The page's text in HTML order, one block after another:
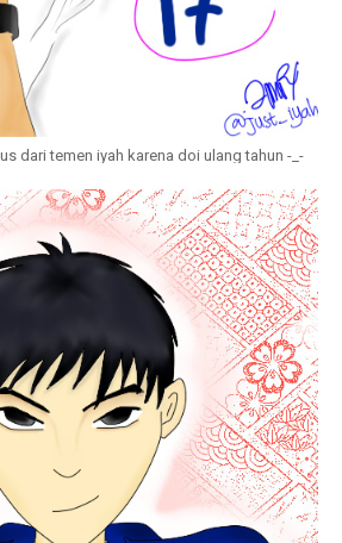
dari temen iyah karena doi ulang tahun -_-